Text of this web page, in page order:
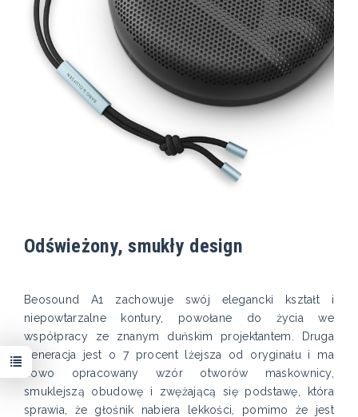
Odświeżony, smukły design
Beosound A1 zachowuje swój elegancki kształt i
niepowtarzalne kontury, powołane do życia we
współpracy ze znanym duńskim projektantem. Druga
generacja jest o 7 procent lżejsza od oryginału i ma
nowo opracowany wzór otworów maskownicy,
smuklejszą obudowę i zwężającą się podstawę, która
sprawia, że głośnik nabiera lekkości, pomimo że jest